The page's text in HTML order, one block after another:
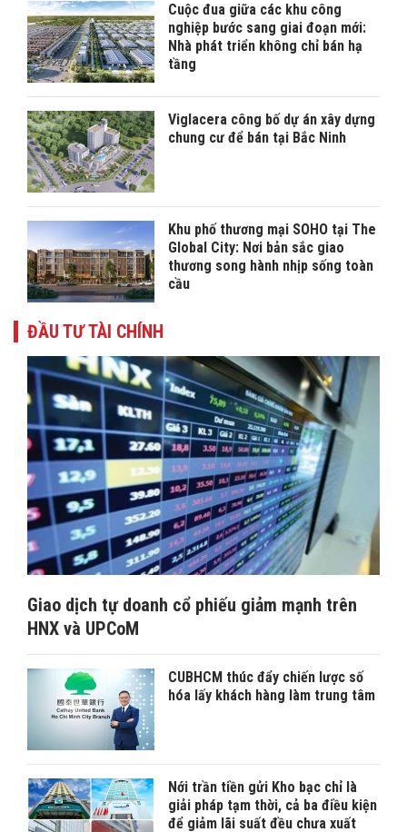
Cuộc đua giữa các khu công
nghiệp bước sang giai đoạn mới:
Nhà phát triển không chỉ bán hạ
tầng
Viglacera công bố dự án xây dựng
chung cư để bán tại Bắc Ninh
Khu phố thương mại SOHO tại The
Global City: Nơi bản sắc giao
thương song hành nhịp sống toàn
cầu
ĐẦU TƯ TÀI CHÍNH
Giao dịch tự doanh cổ phiếu giảm mạnh trên
HNX và UPCoM
CUBHCM thúc đẩy chiến lược số
hóa lấy khách hàng làm trung tâm
Nới trần tiền gửi Kho bạc chỉ là
giải pháp tạm thời, cả ba điều kiện
để giảm lãi suất đều chưa xuất